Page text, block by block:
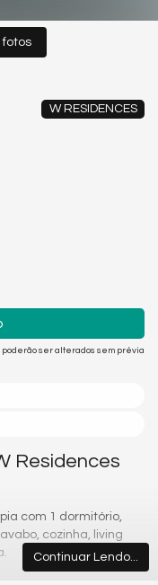
fotos
W RESIDENCES
ser alterados sem prévia
Residences
com 1 dormitório,
cozinha, living
Continuar Lendo...